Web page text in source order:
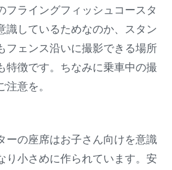
フライングフィッシュコースタ
識しているためなのか、スタン
フェンス沿いに撮影できる場所
特徴です。ちなみに乗車中の撮
意を。
ーの座席はお子さん向けを意識
り小さめに作られています。安